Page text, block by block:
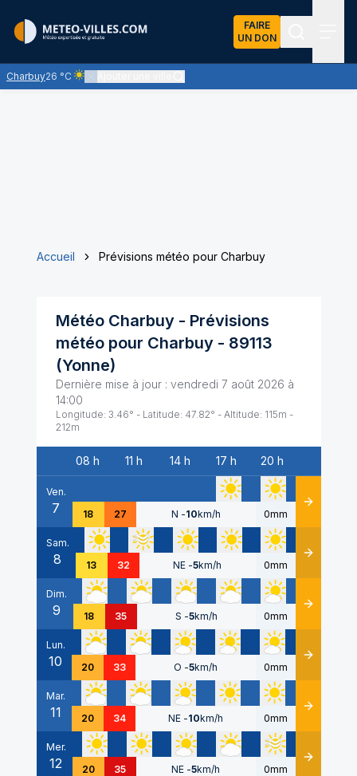
FAIRE
UN DON
Charbuy26 °C
Ciel clair - quasiment pas de nuages et un soleil omniprésent
Accueil Prévisions météo pour Charbuy
Météo Charbuy- Prévisions
météo pour Charbuy- 89113
(Yonne)
Dernière mise à jour : vendredi 7 août 2026 à
14:00
Longitude: 3.46° - Latitude: 47.82° - Altitude: 115m -
212m
Date
08 h 11 h 14 h 17 h 20 h
Ven.
7 18 27 N -10km/h 0mm Détails
Sam.
8 13 32 NE -5km/h 0mm Détails
Dim.
9 18 35 S -5km/h 0mm Détails
Lun.
10 20 33 O -5km/h 0mm Détails
Mar.
11 20 34 NE -10km/h 0mm Détails
Mer.
12 20 35 NE -5km/h 0mm Détails